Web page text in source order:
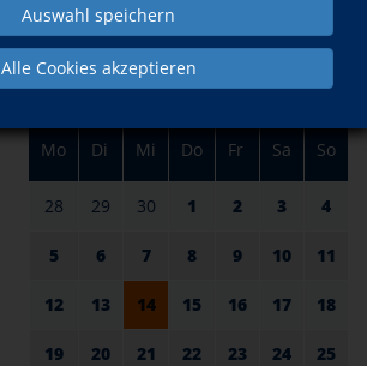
Auswahl speichern
Alle Cookies akzeptieren
im Dezember
Mo Di Mi Do Fr Sa So
28 29 30 1 2 3 4
5 6 7 8 9 10 11
12 13 14 15 16 17 18
19 20 21 22 23 24 25